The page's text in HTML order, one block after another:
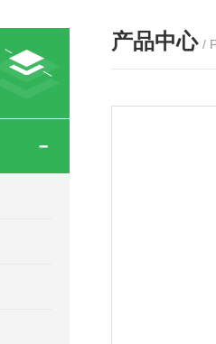
产品中心 /